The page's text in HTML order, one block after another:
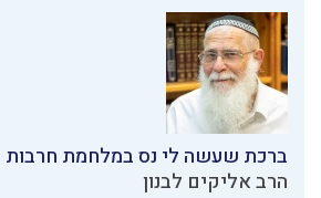
ברכת שעשה לי נס במלחמת חרבות
הרב אליקים לבנון